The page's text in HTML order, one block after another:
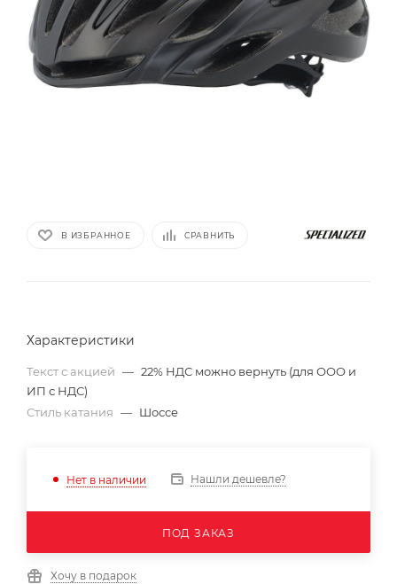
В ИЗБРАННОЕ СРАВНИТЬ
Характеристики
Текст с акцией — 22% НДС можно вернуть (для ООО и
ИП с НДС)
Стиль катания — Шоссе
Нет в наличии Нашли дешевле?
ПОД ЗАКАЗ
Хочу в подарок